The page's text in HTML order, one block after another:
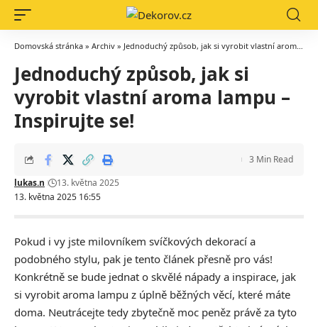
Domovská stránka » Archiv » Jednoduchý způsob, jak si vyrobit vlastní aroma lampu – Inspirujte se!
Jednoduchý způsob, jak si
vyrobit vlastní aroma lampu –
Inspirujte se!
13. května 2025 16:55
lukas.n 13. května 2025
3 Min Read
Pokud i vy jste milovníkem svíčkových dekorací a
podobného stylu, pak je tento článek přesně pro vás!
Konkrétně se bude jednat o skvělé nápady a inspirace, jak
si vyrobit aroma lampu z úplně běžných věcí, které máte
doma. Neutrácejte tedy zbytečně moc peněz právě za tyto